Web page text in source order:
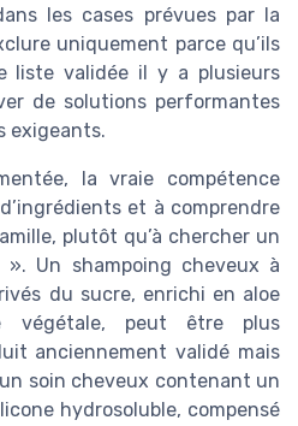
les cases prévues par la
uniquement parce qu’ils
liste validée il y a plusieurs
de solutions performantes
exigeants.
la vraie compétence
et à comprendre
plutôt qu’à chercher un
». Un shampoing cheveux à
du sucre, enrichi en aloe
végétale, peut être plus
anciennement validé mais
soin cheveux contenant un
hydrosoluble, compensé